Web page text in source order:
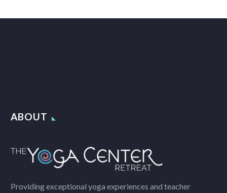
ABOUT
Providing exceptional yoga experiences and teacher